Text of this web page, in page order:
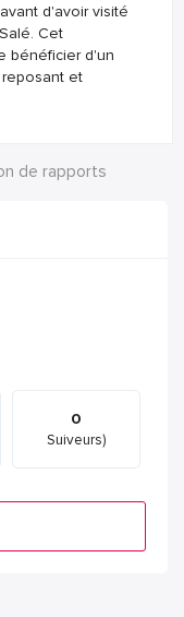
d'avoir visité
Cet
bénéficier d'un
et
de rapports
0
Suiveurs)